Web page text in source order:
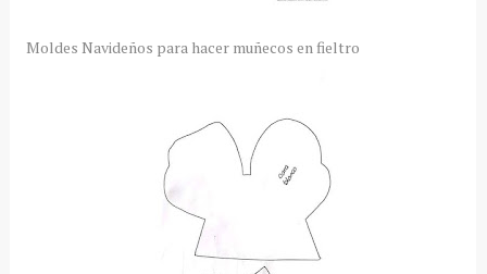
Moldes Navideños para hacer muñecos en fieltro